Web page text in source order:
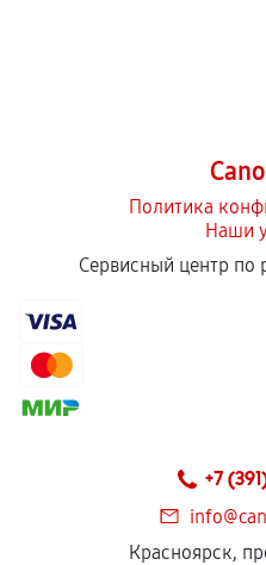
Политика
Наши
Сервисный центр по
+7
Красноярск,